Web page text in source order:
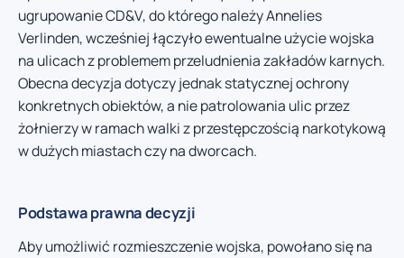
ugrupowanie CD&V, do którego należy Annelies
Verlinden, wcześniej łączyło ewentualne użycie wojska
na ulicach z problemem przeludnienia zakładów karnych.
Obecna decyzja dotyczy jednak statycznej ochrony
konkretnych obiektów, a nie patrolowania ulic przez
żołnierzy w ramach walki z przestępczością narkotykową
w dużych miastach czy na dworcach.
Podstawa prawna decyzji
Aby umożliwić rozmieszczenie wojska, powołano się na